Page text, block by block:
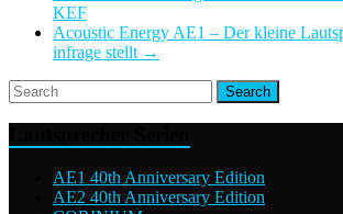
KEF
Acoustic Energy AE1 – Der kleine
infrage stellt →
AE1 40th Anniversary Edition
AE2 40th Anniversary Edition